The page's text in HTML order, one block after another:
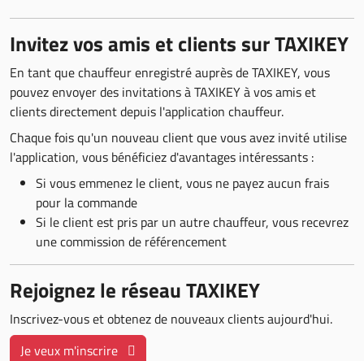
Invitez vos amis et clients sur TAXIKEY
En tant que chauffeur enregistré auprès de TAXIKEY, vous
pouvez envoyer des invitations à TAXIKEY à vos amis et
clients directement depuis l'application chauffeur.
Chaque fois qu'un nouveau client que vous avez invité utilise
l'application, vous bénéficiez d'avantages intéressants :
Si vous emmenez le client, vous ne payez aucun frais
pour la commande
Si le client est pris par un autre chauffeur, vous recevrez
une commission de référencement
Rejoignez le réseau TAXIKEY
Inscrivez-vous et obtenez de nouveaux clients aujourd'hui.
Je veux m'inscrire